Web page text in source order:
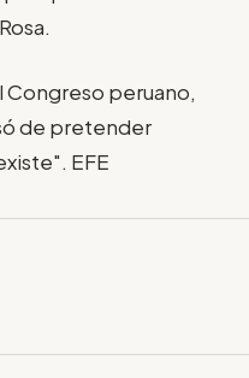
Congreso peruano,
de pretender
EFE